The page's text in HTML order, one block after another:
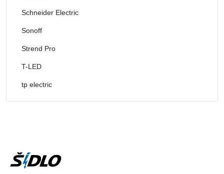
Schneider Electric
Sonoff
Strend Pro
T-LED
tp electric